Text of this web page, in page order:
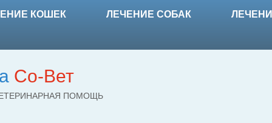
ПОМОЩЬ
Со-Вет
КОШЕК ЛЕЧЕНИЕ СОБАК